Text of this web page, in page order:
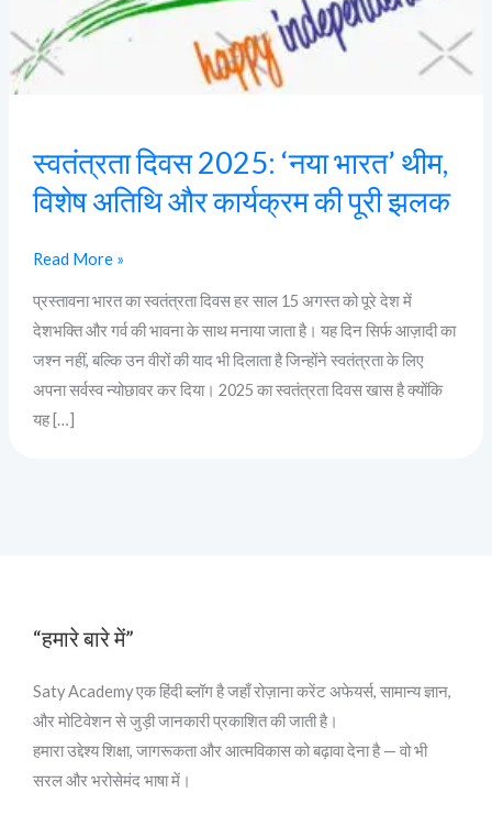
स्वतंत्रता दिवस 2025: ‘नया भारत’ थीम,
विशेष अतिथि और कार्यक्रम की पूरी झलक
Read More »
प्रस्तावना भारत का स्वतंत्रता दिवस हर साल 15 अगस्त को पूरे देश में
देशभक्ति और गर्व की भावना के साथ मनाया जाता है। यह दिन सिर्फ आज़ादी का
जश्न नहीं, बल्कि उन वीरों की याद भी दिलाता है जिन्होंने स्वतंत्रता के लिए
अपना सर्वस्व न्योछावर कर दिया। 2025 का स्वतंत्रता दिवस खास है क्योंकि
यह […]
“हमारे बारे में”
Saty Academy एक हिंदी ब्लॉग है जहाँ रोज़ाना करेंट अफेयर्स, सामान्य ज्ञान,
और मोटिवेशन से जुड़ी जानकारी प्रकाशित की जाती है।
हमारा उद्देश्य शिक्षा, जागरूकता और आत्मविकास को बढ़ावा देना है — वो भी
सरल और भरोसेमंद भाषा में।